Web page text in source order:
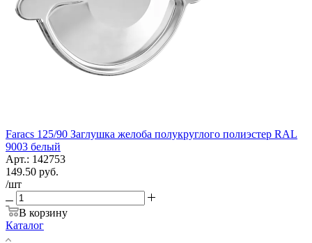
Faracs 125/90 Заглушка желоба полукруглого полиэстер RAL
9003 белый
Арт.: 142753
149.50 руб.
/шт
В корзину
Каталог